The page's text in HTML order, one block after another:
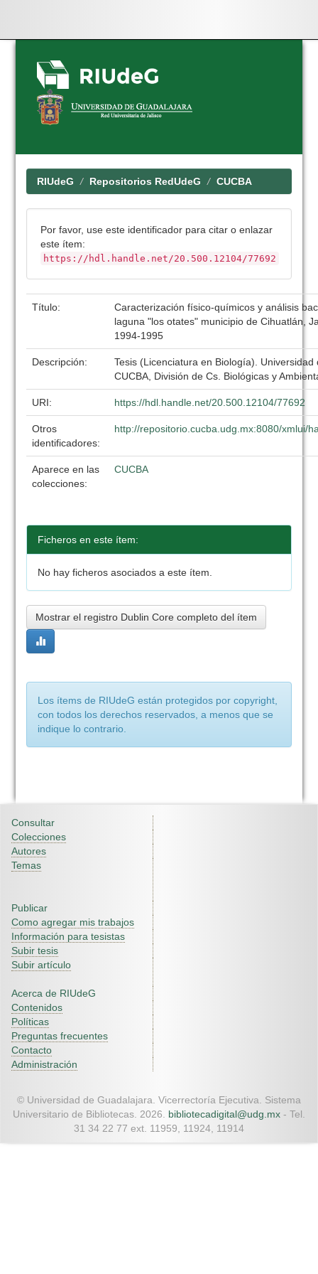
Skip
navigation
RIUdeG Repositorios RedUdeG CUCBA
Por favor, use este identificador para citar o enlazar
este ítem:
https://hdl.handle.net/20.500.12104/77692
Título:
Caracterización físico-químicos y análisis
laguna "los otates" municipio de Cihuatlán,
1994-1995
Descripción:
Tesis (Licenciatura en Biología). Universidad
CUCBA, División de Cs. Biológicas y
URI: https://hdl.handle.net/20.500.12104/77692
Otros
identificadores:
http://repositorio.cucba.udg.mx:8080/xmlui/
Aparece en las
colecciones:
CUCBA
Ficheros en este ítem:
No hay ficheros asociados a este ítem.
Mostrar el registro Dublin Core completo del ítem
Los ítems de RIUdeG están protegidos por copyright,
con todos los derechos reservados, a menos que se
indique lo contrario.
Consultar
Colecciones
Autores
Temas
Publicar
Como agregar mis trabajos
Información para tesistas
Subir tesis
Subir artículo
Acerca de RIUdeG
Contenidos
Políticas
Preguntas frecuentes
Contacto
Administración
© Universidad de Guadalajara. Vicerrectoría Ejecutiva. Sistema
Universitario de Bibliotecas. 2026. bibliotecadigital@udg.mx - Tel.
31 34 22 77 ext. 11959, 11924, 11914